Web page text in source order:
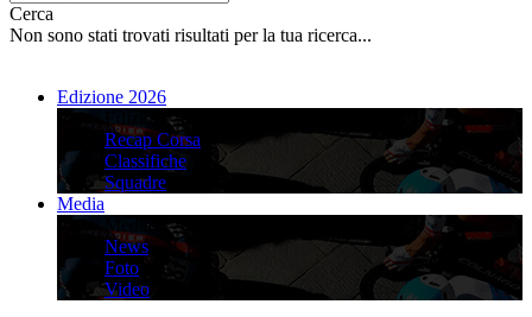
Cerca
Non sono stati trovati risultati per la tua ricerca...
Edizione 2026
Edizione 2026
Recap Corsa
Classifiche
Squadre
Media
Media
News
Foto
Video